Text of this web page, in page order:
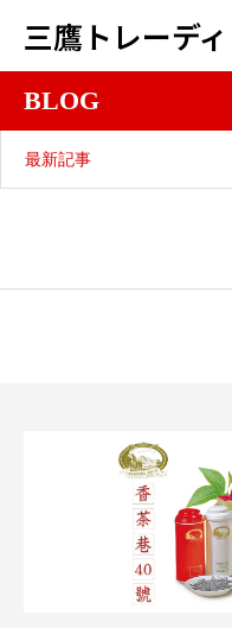
三鷹トレーデ
BLOG
最新記事